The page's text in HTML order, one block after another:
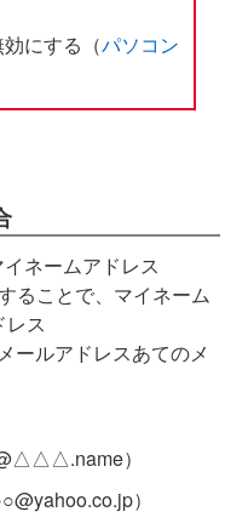
にする（パソコン
ネームアドレス
ことで、マイネーム
レス
ールアドレスあてのメ
）
jp）